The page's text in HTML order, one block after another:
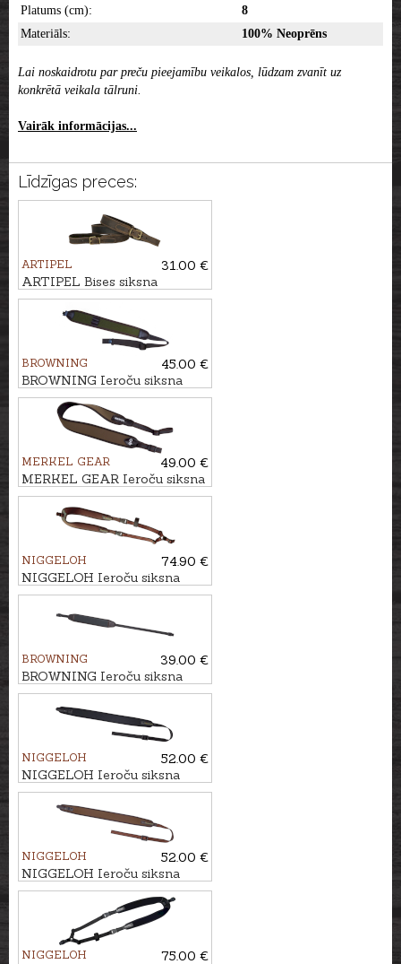
Platums (cm):
8
Materiāls:
100% Neoprēns
Lai noskaidrotu par preču pieejamību veikalos, lūdzam zvanīt uz
konkrētā veikala tālruni.
Vairāk informācijas...
Līdzīgas preces:
ARTIPEL
31.00 €
ARTIPEL Bises siksna
NUBUCK, 102cm
BROWNING
45.00 €
BROWNING Ieroču siksna
STALKER
MERKEL GEAR
49.00 €
MERKEL GEAR Ieroču siksna
HELIX
NIGGELOH
74.90 €
NIGGELOH Ieroču siksna
TITAN II CORDURA
BROWNING
39.00 €
BROWNING Ieroču siksna
NIGGELOH
52.00 €
NIGGELOH Ieroču siksna
UNIVERSAL QR
NIGGELOH
52.00 €
NIGGELOH Ieroču siksna
UNIVERSAL QR
NIGGELOH 75.00 €